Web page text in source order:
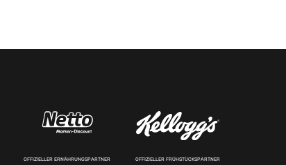
OFFIZIELLER ERNÄHRUNGSPARTNER OFFIZIELLER FRÜHSTÜCKSPARTNER